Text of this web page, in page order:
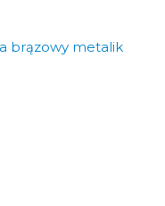
brązowy metalik